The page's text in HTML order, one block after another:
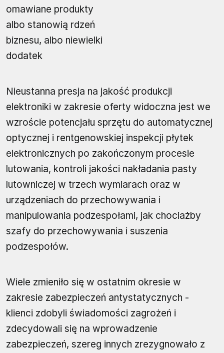
omawiane produkty
albo stanowią rdzeń
biznesu, albo niewielki
dodatek
Nieustanna presja na jakość produkcji
elektroniki w zakresie oferty widoczna jest we
wzroście potencjału sprzętu do automatycznej
optycznej i rentgenowskiej inspekcji płytek
elektronicznych po zakończonym procesie
lutowania, kontroli jakości nakładania pasty
lutowniczej w trzech wymiarach oraz w
urządzeniach do przechowywania i
manipulowania podzespołami, jak chociażby
szafy do przechowywania i suszenia
podzespołów.
Wiele zmieniło się w ostatnim okresie w
zakresie zabezpieczeń antystatycznych -
klienci zdobyli świadomości zagrożeń i
zdecydowali się na wprowadzenie
zabezpieczeń, szereg innych zrezygnowało z